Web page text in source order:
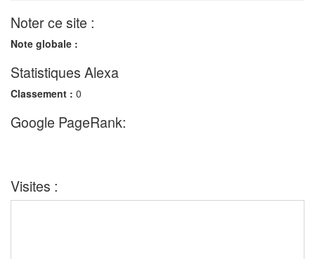
Noter ce site :
Note globale :
Statistiques Alexa
Classement : 0
Google PageRank:
Visites :